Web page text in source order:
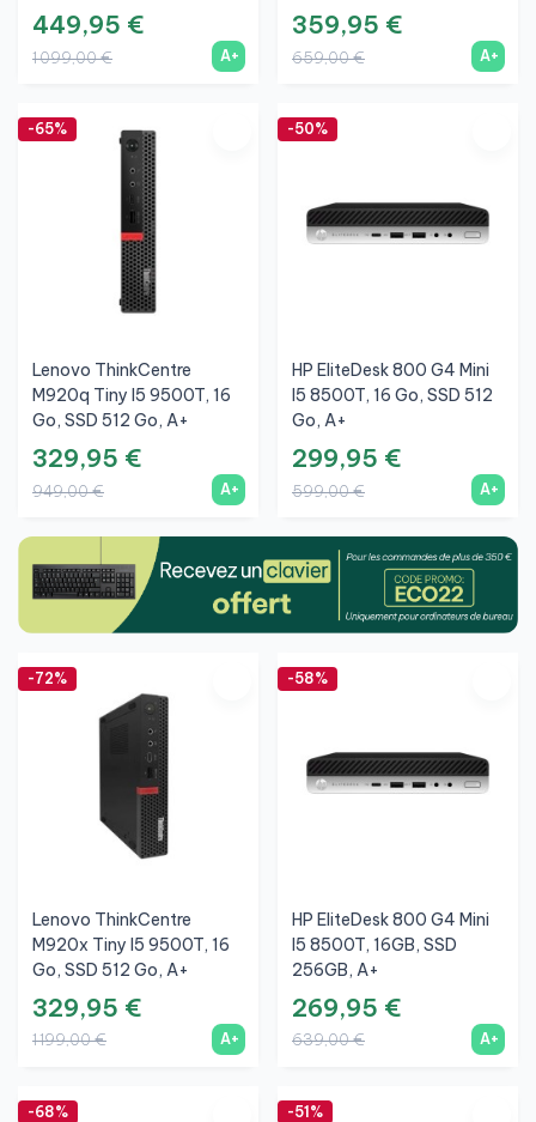
449,95 €
1 099,00 € A+
359,95 €
659,00 € A+
-65%
Lenovo ThinkCentre
M920q Tiny I5 9500T, 16
Go, SSD 512 Go, A+
329,95 €
949,00 € A+
-50%
HP EliteDesk 800 G4 Mini
I5 8500T, 16 Go, SSD 512
Go, A+
299,95 €
599,00 € A+
-72%
Lenovo ThinkCentre
M920x Tiny I5 9500T, 16
Go, SSD 512 Go, A+
329,95 €
1 199,00 € A+
-58%
HP EliteDesk 800 G4 Mini
I5 8500T, 16GB, SSD
256GB, A+
269,95 €
639,00 € A+
-68% -51%